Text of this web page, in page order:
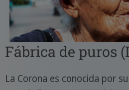
Fábrica de puros
La Corona es conocida por